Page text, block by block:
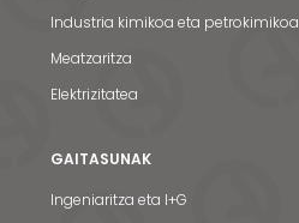
Industria kimikoa eta petrokimikoa
Meatzaritza
Elektrizitatea
GAITASUNAK
Ingeniaritza eta I+G